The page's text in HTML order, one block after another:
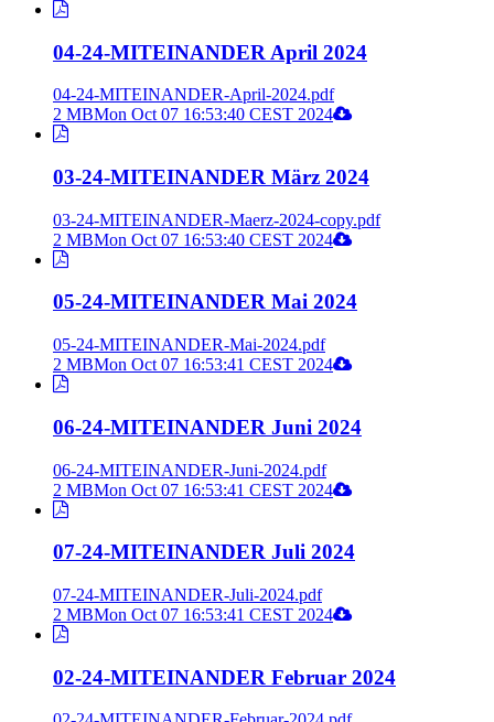
04-24-MITEINANDER April 2024
04-24-MITEINANDER-April-2024.pdf
2 MBMon Oct 07 16:53:40 CEST 2024
03-24-MITEINANDER März 2024
03-24-MITEINANDER-Maerz-2024-copy.pdf
2 MBMon Oct 07 16:53:40 CEST 2024
05-24-MITEINANDER Mai 2024
05-24-MITEINANDER-Mai-2024.pdf
2 MBMon Oct 07 16:53:41 CEST 2024
06-24-MITEINANDER Juni 2024
06-24-MITEINANDER-Juni-2024.pdf
2 MBMon Oct 07 16:53:41 CEST 2024
07-24-MITEINANDER Juli 2024
07-24-MITEINANDER-Juli-2024.pdf
2 MBMon Oct 07 16:53:41 CEST 2024
02-24-MITEINANDER Februar 2024